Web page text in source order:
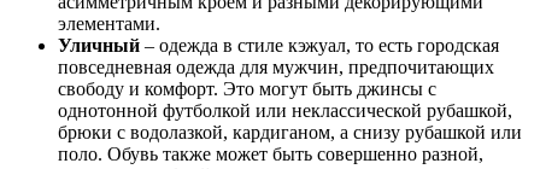
элементами.
Уличный – одежда в стиле кэжуал, то есть городская
повседневная одежда для мужчин, предпочитающих
свободу и комфорт. Это могут быть джинсы с
однотонной футболкой или неклассической рубашкой,
брюки с водолазкой, кардиганом, а снизу рубашкой или
поло. Обувь также может быть совершенно разной,